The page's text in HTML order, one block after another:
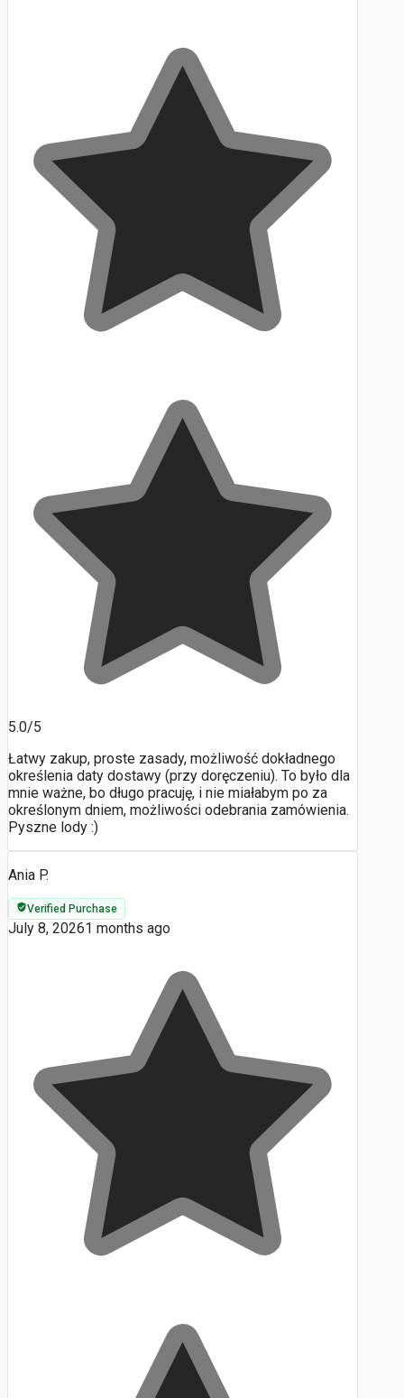
5.0/5
Łatwy zakup, proste zasady, możliwość dokładnego
określenia daty dostawy (przy doręczeniu). To było dla
mnie ważne, bo długo pracuję, i nie miałabym po za
określonym dniem, możliwości odebrania zamówienia.
Pyszne lody :)
Ania P.
Verified Purchase
July 8, 20261 months ago